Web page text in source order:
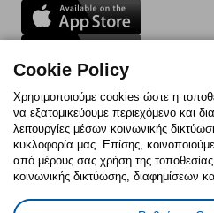
Follow us:
FacebookInstagram
TikTokYoutube
Cookie Policy
Χρησιμοποιούμε cookies ώστε η
να εξατομικεύουμε περιεχόμενο και
λειτουργίες μέσων κοινωνικής
κυκλοφορία μας. Επίσης,
από μέρους σας χρήση της
κοινωνικής δικτύωσης, διαφημίσεων